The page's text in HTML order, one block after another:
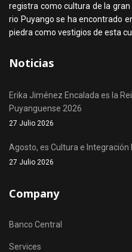
registra como cultura de la
rio Puyango se ha encontrado
piedra como vestigios de esta
Noticias
Erika Jiménez Encalada es la
Puyanguense 2026
27 Julio 2026
Agosto, es Cultura e Integración
27 Julio 2026
Company
Banco Central
Services